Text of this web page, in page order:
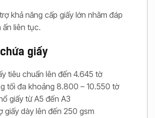
khả năng cấp giấy lớn nhằm đáp
ấn liên tục.
giấy
tiêu chuẩn lên đến 4.645 tờ
tối đa khoảng 8.800 – 10.550 tờ
giấy từ A5 đến A3
giấy dày lên đến 250 gsm